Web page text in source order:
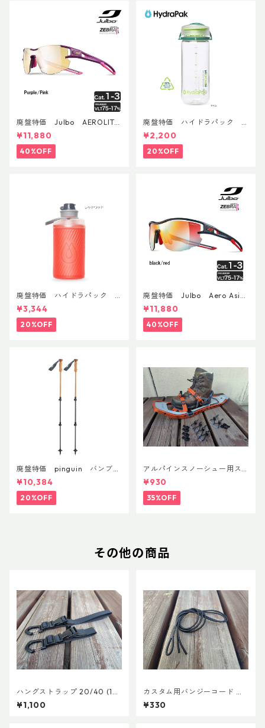
廃盤特価 Julbo AEROLITE
AsianFit
¥11,880
40%OFF
廃盤特価 ハイドラパック
リーコン ツイスト＆シップ 50
0ml
¥2,200
20%OFF
廃盤特価 ハイドラパック
フラックス 750ml
¥3,344
20%OFF
廃盤特価 Julbo Aero Asia
nFit
¥11,880
40%OFF
廃盤特価 pinguin バンブー
FLフォーム(ペア)
¥10,384
20%OFF
アルパインスノーシュー用ス
トラップキャッチ(ペア)
¥930
35%OFF
その他の商品
ハングストラップ 20/40 (1
本)
¥1,100
カスタム用バンジーコード 交
換ショックコード
¥330